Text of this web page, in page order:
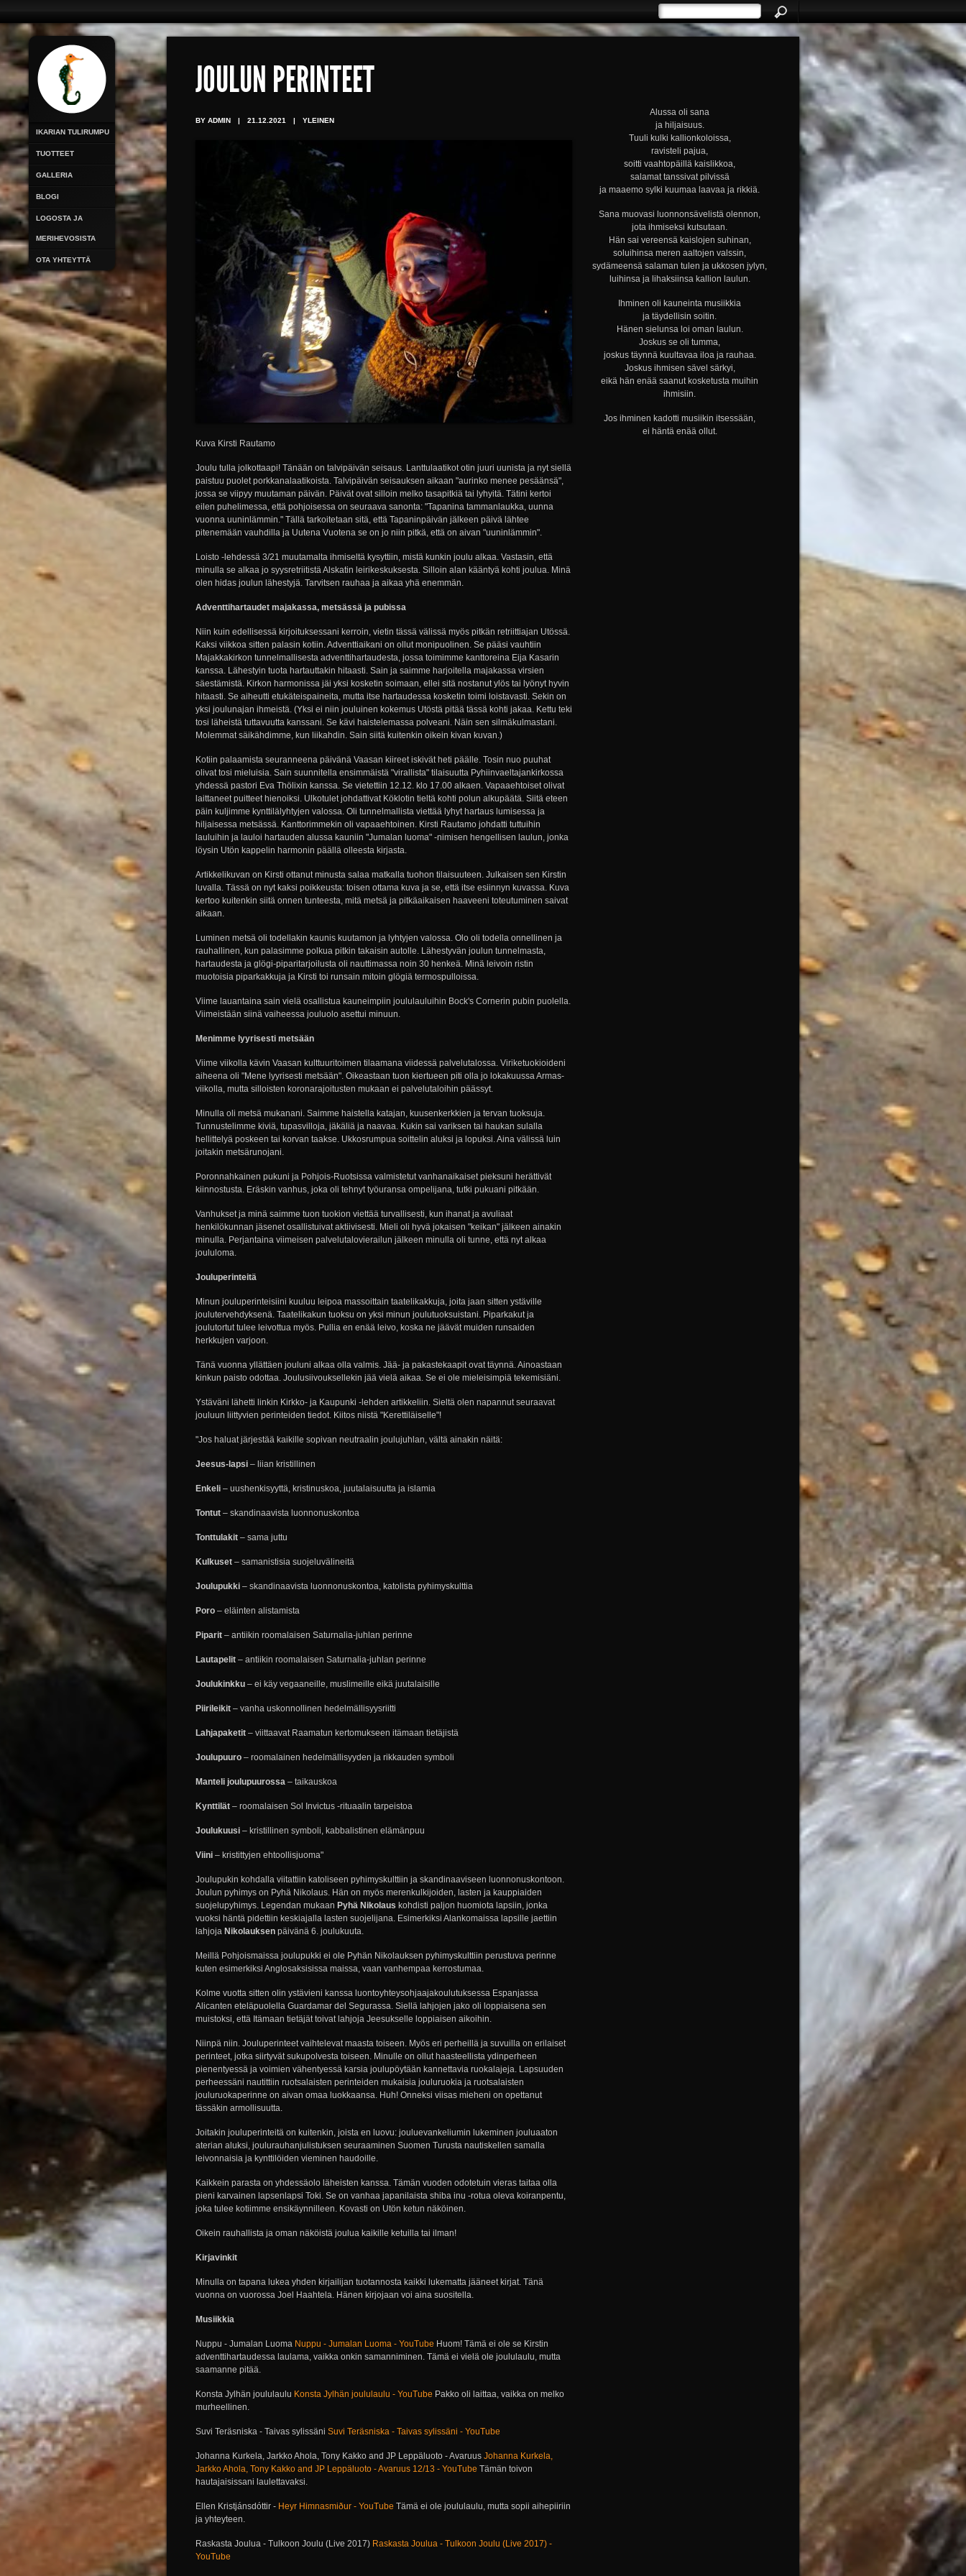
IKARIAN TULIRUMPU
TUOTTEET
GALLERIA
BLOGI
LOGOSTA JA
MERIHEVOSISTA
OTA YHTEYTTÄ
JOULUN PERINTEET
BY ADMIN | 21.12.2021 | YLEINEN
Kuva Kirsti Rautamo
Joulu tulla jolkottaapi! Tänään on talvipäivän seisaus. Lanttulaatikot otin juuri uunista ja nyt siellä
paistuu puolet porkkanalaatikoista. Talvipäivän seisauksen aikaan "aurinko menee pesäänsä",
jossa se viipyy muutaman päivän. Päivät ovat silloin melko tasapitkiä tai lyhyitä. Tätini kertoi
eilen puhelimessa, että pohjoisessa on seuraava sanonta: "Tapanina tammanlaukka, uunna
vuonna uuninlämmin." Tällä tarkoitetaan sitä, että Tapaninpäivän jälkeen päivä lähtee
pitenemään vauhdilla ja Uutena Vuotena se on jo niin pitkä, että on aivan "uuninlämmin".
Loisto -lehdessä 3/21 muutamalta ihmiseltä kysyttiin, mistä kunkin joulu alkaa. Vastasin, että
minulla se alkaa jo syysretriitistä Alskatin leirikeskuksesta. Silloin alan kääntyä kohti joulua. Minä
olen hidas joulun lähestyjä. Tarvitsen rauhaa ja aikaa yhä enemmän.
Adventtihartaudet majakassa, metsässä ja pubissa
Niin kuin edellisessä kirjoituksessani kerroin, vietin tässä välissä myös pitkän retriittiajan Utössä.
Kaksi viikkoa sitten palasin kotiin. Adventtiaikani on ollut monipuolinen. Se pääsi vauhtiin
Majakkakirkon tunnelmallisesta adventtihartaudesta, jossa toimimme kanttoreina Eija Kasarin
kanssa. Lähestyin tuota hartauttakin hitaasti. Sain ja saimme harjoitella majakassa virsien
säestämistä. Kirkon harmonissa jäi yksi kosketin soimaan, ellei sitä nostanut ylös tai lyönyt hyvin
hitaasti. Se aiheutti etukäteispaineita, mutta itse hartaudessa kosketin toimi loistavasti. Sekin on
yksi joulunajan ihmeistä. (Yksi ei niin jouluinen kokemus Utöstä pitää tässä kohti jakaa. Kettu teki
tosi läheistä tuttavuutta kanssani. Se kävi haistelemassa polveani. Näin sen silmäkulmastani.
Molemmat säikähdimme, kun liikahdin. Sain siitä kuitenkin oikein kivan kuvan.)
Kotiin palaamista seuranneena päivänä Vaasan kiireet iskivät heti päälle. Tosin nuo puuhat
olivat tosi mieluisia. Sain suunnitella ensimmäistä "virallista" tilaisuutta Pyhiinvaeltajankirkossa
yhdessä pastori Eva Thölixin kanssa. Se vietettiin 12.12. klo 17.00 alkaen. Vapaaehtoiset olivat
laittaneet puitteet hienoiksi. Ulkotulet johdattivat Köklotin tieltä kohti polun alkupäätä. Siitä eteen
päin kuljimme kynttilälyhtyjen valossa. Oli tunnelmallista viettää lyhyt hartaus lumisessa ja
hiljaisessa metsässä. Kanttorimmekin oli vapaaehtoinen. Kirsti Rautamo johdatti tuttuihin
lauluihin ja lauloi hartauden alussa kauniin "Jumalan luoma" -nimisen hengellisen laulun, jonka
löysin Utön kappelin harmonin päällä olleesta kirjasta.
Artikkelikuvan on Kirsti ottanut minusta salaa matkalla tuohon tilaisuuteen. Julkaisen sen Kirstin
luvalla. Tässä on nyt kaksi poikkeusta: toisen ottama kuva ja se, että itse esiinnyn kuvassa. Kuva
kertoo kuitenkin siitä onnen tunteesta, mitä metsä ja pitkäaikaisen haaveeni toteutuminen saivat
aikaan.
Luminen metsä oli todellakin kaunis kuutamon ja lyhtyjen valossa. Olo oli todella onnellinen ja
rauhallinen, kun palasimme polkua pitkin takaisin autolle. Lähestyvän joulun tunnelmasta,
hartaudesta ja glögi-piparitarjoilusta oli nauttimassa noin 30 henkeä. Minä leivoin ristin
muotoisia piparkakkuja ja Kirsti toi runsain mitoin glögiä termospulloissa.
Viime lauantaina sain vielä osallistua kauneimpiin joululauluihin Bock's Cornerin pubin puolella.
Viimeistään siinä vaiheessa jouluolo asettui minuun.
Menimme lyyrisesti metsään
Viime viikolla kävin Vaasan kulttuuritoimen tilaamana viidessä palvelutalossa. Viriketuokioideni
aiheena oli "Mene lyyrisesti metsään". Oikeastaan tuon kiertueen piti olla jo lokakuussa Armas-
viikolla, mutta silloisten koronarajoitusten mukaan ei palvelutaloihin päässyt.
Minulla oli metsä mukanani. Saimme haistella katajan, kuusenkerkkien ja tervan tuoksuja.
Tunnustelimme kiviä, tupasvilloja, jäkäliä ja naavaa. Kukin sai variksen tai haukan sulalla
hellittelyä poskeen tai korvan taakse. Ukkosrumpua soittelin aluksi ja lopuksi. Aina välissä luin
joitakin metsärunojani.
Poronnahkainen pukuni ja Pohjois-Ruotsissa valmistetut vanhanaikaiset pieksuni herättivät
kiinnostusta. Eräskin vanhus, joka oli tehnyt työuransa ompelijana, tutki pukuani pitkään.
Vanhukset ja minä saimme tuon tuokion viettää turvallisesti, kun ihanat ja avuliaat
henkilökunnan jäsenet osallistuivat aktiivisesti. Mieli oli hyvä jokaisen "keikan" jälkeen ainakin
minulla. Perjantaina viimeisen palvelutalovierailun jälkeen minulla oli tunne, että nyt alkaa
joululoma.
Jouluperinteitä
Minun jouluperinteisiini kuuluu leipoa massoittain taatelikakkuja, joita jaan sitten ystäville
joulutervehdyksenä. Taatelikakun tuoksu on yksi minun joulutuoksuistani. Piparkakut ja
joulutortut tulee leivottua myös. Pullia en enää leivo, koska ne jäävät muiden runsaiden
herkkujen varjoon.
Tänä vuonna yllättäen jouluni alkaa olla valmis. Jää- ja pakastekaapit ovat täynnä. Ainoastaan
kinkun paisto odottaa. Joulusiivouksellekin jää vielä aikaa. Se ei ole mieleisimpiä tekemisiäni.
Ystäväni lähetti linkin Kirkko- ja Kaupunki -lehden artikkeliin. Sieltä olen napannut seuraavat
jouluun liittyvien perinteiden tiedot. Kiitos niistä "Kerettiläiselle"!
"Jos haluat järjestää kaikille sopivan neutraalin joulujuhlan, vältä ainakin näitä:
Jeesus-lapsi – liian kristillinen
Enkeli – uushenkisyyttä, kristin­uskoa, juutalaisuutta ja islamia
Tontut – skandinaavista luonnonuskontoa
Tonttulakit – sama juttu
Kulkuset – samanistisia suojeluvälineitä
Joulupukki – skandinaavista luonnonuskontoa, katolista pyhimyskulttia
Poro – eläinten alistamista
Piparit – antiikin roomalaisen Saturnalia-juhlan perinne
Lautapelit – antiikin roomalaisen Saturnalia-juhlan perinne
Joulukinkku – ei käy vegaaneille, muslimeille eikä juutalaisille
Piirileikit – vanha uskonnollinen hedelmällisyysriitti
Lahjapaketit – viittaavat Raamatun kertomukseen itämaan tietäjistä
Joulupuuro – roomalainen hedelmällisyyden ja rikkauden symboli
Manteli joulupuurossa – taika­uskoa
Kynttilät – roomalaisen Sol Invictus -rituaalin tarpeistoa
Joulukuusi – kristillinen symboli, kabbalistinen elämänpuu
Viini – kristittyjen ehtoollisjuoma"
Joulupukin kohdalla viitattiin katoliseen pyhimyskulttiin ja skandinaaviseen luonnonuskontoon.
Joulun pyhimys on Pyhä Nikolaus. Hän on myös merenkulkijoiden, lasten ja kauppiaiden
suojelupyhimys. Legendan mukaan Pyhä Nikolaus kohdisti paljon huomiota lapsiin, jonka
vuoksi häntä pidettiin keskiajalla lasten suojelijana. Esimerkiksi Alankomaissa lapsille jaettiin
lahjoja Nikolauksen päivänä 6. joulukuuta.
Meillä Pohjoismaissa joulupukki ei ole Pyhän Nikolauksen pyhimyskulttiin perustuva perinne
kuten esimerkiksi Anglosaksisissa maissa, vaan vanhempaa kerrostumaa.
Kolme vuotta sitten olin ystävieni kanssa luontoyhteysohjaajakoulutuksessa Espanjassa
Alicanten eteläpuolella Guardamar del Segurassa. Siellä lahjojen jako oli loppiaisena sen
muistoksi, että Itämaan tietäjät toivat lahjoja Jeesukselle loppiaisen aikoihin.
Niinpä niin. Jouluperinteet vaihtelevat maasta toiseen. Myös eri perheillä ja suvuilla on erilaiset
perinteet, jotka siirtyvät sukupolvesta toiseen. Minulle on ollut haasteellista ydinperheen
pienentyessä ja voimien vähentyessä karsia joulupöytään kannettavia ruokalajeja. Lapsuuden
perheessäni nautittiin ruotsalaisten perinteiden mukaisia jouluruokia ja ruotsalaisten
jouluruokaperinne on aivan omaa luokkaansa. Huh! Onneksi viisas mieheni on opettanut
tässäkin armollisuutta.
Joitakin jouluperinteitä on kuitenkin, joista en luovu: jouluevankeliumin lukeminen jouluaaton
aterian aluksi, joulurauhanjulistuksen seuraaminen Suomen Turusta nautiskellen samalla
leivonnaisia ja kynttilöiden vieminen haudoille.
Kaikkein parasta on yhdessäolo läheisten kanssa. Tämän vuoden odotetuin vieras taitaa olla
pieni karvainen lapsenlapsi Toki. Se on vanhaa japanilaista shiba inu -rotua oleva koiranpentu,
joka tulee kotiimme ensikäynnilleen. Kovasti on Utön ketun näköinen.
Oikein rauhallista ja oman näköistä joulua kaikille ketuilla tai ilman!
Kirjavinkit
Minulla on tapana lukea yhden kirjailijan tuotannosta kaikki lukematta jääneet kirjat. Tänä
vuonna on vuorossa Joel Haahtela. Hänen kirjojaan voi aina suositella.
Musiikkia
Nuppu - Jumalan Luoma Nuppu - Jumalan Luoma - YouTube Huom! Tämä ei ole se Kirstin
adventtihartaudessa laulama, vaikka onkin samanniminen. Tämä ei vielä ole joululaulu, mutta
saamanne pitää.
Konsta Jylhän joululaulu Konsta Jylhän joululaulu - YouTube Pakko oli laittaa, vaikka on melko
murheellinen.
Suvi Teräsniska - Taivas sylissäni Suvi Teräsniska - Taivas sylissäni - YouTube
Johanna Kurkela, Jarkko Ahola, Tony Kakko and JP Leppäluoto - Avaruus Johanna Kurkela,
Jarkko Ahola, Tony Kakko and JP Leppäluoto - Avaruus 12/13 - YouTube Tämän toivon
hautajaisissani laulettavaksi.
Ellen Kristjánsdóttir - Heyr Himnasmiður - YouTube Tämä ei ole joululaulu, mutta sopii aihepiiriin
ja yhteyteen.
Raskasta Joulua - Tulkoon Joulu (Live 2017) Raskasta Joulua - Tulkoon Joulu (Live 2017) -
YouTube
Alussa oli sana
ja hiljaisuus.
Tuuli kulki kallionkoloissa,
ravisteli pajua,
soitti vaahtopäillä kaislikkoa,
salamat tanssivat pilvissä
ja maaemo sylki kuumaa laavaa ja rikkiä.
Sana muovasi luonnonsävelistä olennon,
jota ihmiseksi kutsutaan.
Hän sai vereensä kaislojen suhinan,
soluihinsa meren aaltojen valssin,
sydämeensä salaman tulen ja ukkosen jylyn,
luihinsa ja lihaksiinsa kallion laulun.
Ihminen oli kauneinta musiikkia
ja täydellisin soitin.
Hänen sielunsa loi oman laulun.
Joskus se oli tumma,
joskus täynnä kuultavaa iloa ja rauhaa.
Joskus ihmisen sävel särkyi,
eikä hän enää saanut kosketusta muihin
ihmisiin.
Jos ihminen kadotti musiikin itsessään,
ei häntä enää ollut.